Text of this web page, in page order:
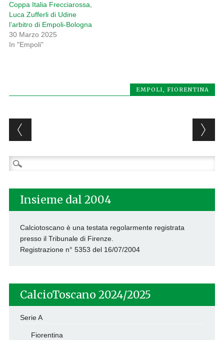
Coppa Italia Frecciarossa,
Luca Zufferli di Udine
l’arbitro di Empoli-Bologna
30 Marzo 2025
In "Empoli"
EMPOLI,FIORENTINA
Post navigation
Ricerca
per:
Insieme dal 2004
Calciotoscano è una testata regolarmente registrata
presso il Tribunale di Firenze.
Registrazione n° 5353 del 16/07/2004
CalcioToscano 2024/2025
Serie A
Fiorentina